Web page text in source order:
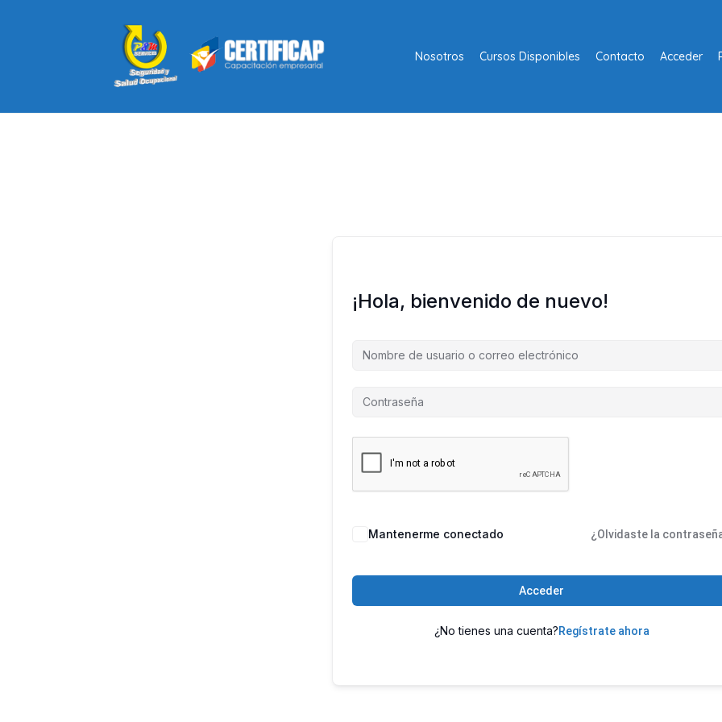
Nosotros Cursos Disponibles Contacto Acceder
¡Hola, bienvenido de nuevo!
Mantenerme conectado ¿Olvidaste la
Acceder
¿No tienes una cuenta?Regístrate ahora